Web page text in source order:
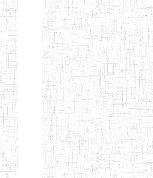
Afficher Page
Début Préc. 4
13
Suivant Fin
GTTC
MUNDEMBA
01/